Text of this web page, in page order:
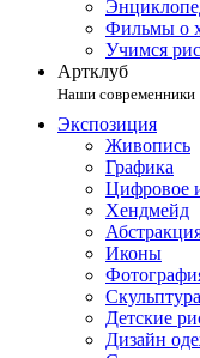
Фильмы о
Учимся
Артклуб
Наши современники
Экспозиция
Живопись
Графика
Цифровое
Хендмейд
Иконы
Скульптура
Детские
Дизайн